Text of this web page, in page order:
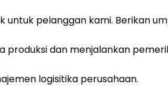
untuk pelanggan kami. Berikan
produksi dan menjalankan
logisitika perusahaan.